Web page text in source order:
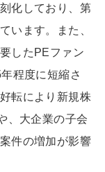
化しており、第
います。また、
したPEファン
程度に短縮さ
転により新規株
、大企業の子会
件の増加が影響